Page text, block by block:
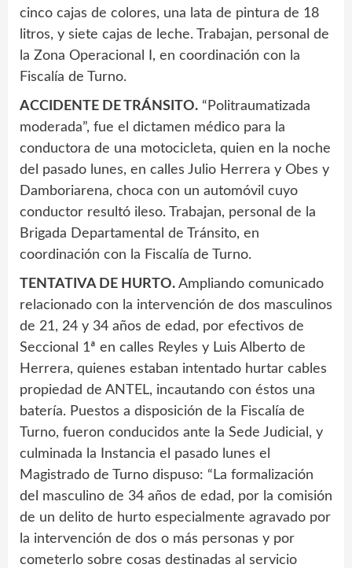
cinco cajas de colores, una lata de pintura de 18
litros, y siete cajas de leche. Trabajan, personal de
la Zona Operacional I, en coordinación con la
Fiscalía de Turno.
ACCIDENTE DE TRÁNSITO. “Politraumatizada
moderada”, fue el dictamen médico para la
conductora de una motocicleta, quien en la noche
del pasado lunes, en calles Julio Herrera y Obes y
Damboriarena, choca con un automóvil cuyo
conductor resultó ileso. Trabajan, personal de la
Brigada Departamental de Tránsito, en
coordinación con la Fiscalía de Turno.
TENTATIVA DE HURTO. Ampliando comunicado
relacionado con la intervención de dos masculinos
de 21, 24 y 34 años de edad, por efectivos de
Seccional 1ª en calles Reyles y Luis Alberto de
Herrera, quienes estaban intentado hurtar cables
propiedad de ANTEL, incautando con éstos una
batería. Puestos a disposición de la Fiscalía de
Turno, fueron conducidos ante la Sede Judicial, y
culminada la Instancia el pasado lunes el
Magistrado de Turno dispuso: “La formalización
del masculino de 34 años de edad, por la comisión
de un delito de hurto especialmente agravado por
la intervención de dos o más personas y por
cometerlo sobre cosas destinadas al servicio